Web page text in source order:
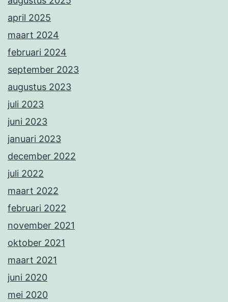
april 2025
maart 2024
februari 2024
september 2023
augustus 2023
juli 2023
juni 2023
januari 2023
december 2022
juli 2022
maart 2022
februari 2022
november 2021
oktober 2021
maart 2021
juni 2020
mei 2020